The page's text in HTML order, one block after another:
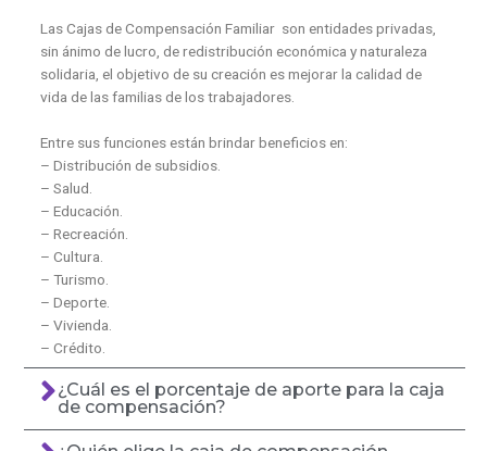
Las Cajas de Compensación Familiar son entidades privadas,
sin ánimo de lucro, de redistribución económica y naturaleza
solidaria, el objetivo de su creación es mejorar la calidad de
vida de las familias de los trabajadores.
Entre sus funciones están brindar beneficios en:
– Distribución de subsidios.
– Salud.
– Educación.
– Recreación.
– Cultura.
– Turismo.
– Deporte.
– Vivienda.
– Crédito.
¿Cuál es el porcentaje de aporte para la caja
de compensación?